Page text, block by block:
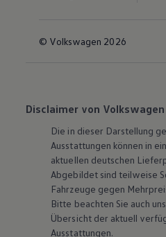
© Volkswagen 2026
Disclaimer von Volkswagen
Die in dieser Darstellung
Ausstattungen können in
aktuellen deutschen
Abgebildet sind teilweise
Fahrzeuge gegen
Bitte beachten Sie auch
Übersicht der aktuell
Ausstattungen.